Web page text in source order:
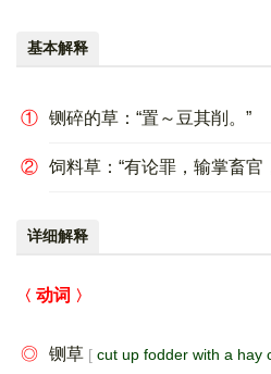
基本解释
① 铡碎的草：“置～豆其削。”
② 饲料草：“有论罪，输掌畜官
详细解释
动词
◎ 铡草 cut up fodder with a hay